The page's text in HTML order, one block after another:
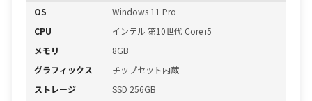
OS
Windows 11 Pro
CPU
インテル 第10世代 Core i5
メモリ
8GB
グラフィックス
チップセット内蔵
ストレージ
SSD 256GB